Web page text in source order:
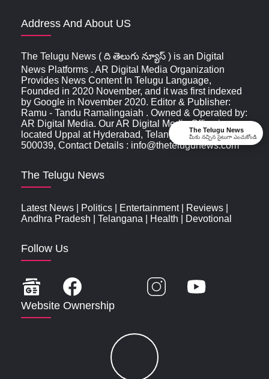
Address And About US
The Telugu News ( ది తెలుగు న్యూస్‌ ) is an Digital
News Platforms . AR Digital Media Organization
Provides News Content In Telugu Language,
Founded in 2020 November, and it was first indexed
by Google in November 2020. Editor & Publisher:
Ramu - Tandu Ramalingaiah . Owned & Operated by:
AR Digital Media. Our AR Digital Media Office is
located Uppal at Hyderabad, Telangana, India ,
500039, Contact Details : info@thetelugunews.com
The Telugu News
Latest News Politics Entertainment| Reviews
Andhra Pradesh
Telangana Health Devotional
Follow Us
Website Ownership
The Telugu News
మీకు నచ్చిన సైటుగా ఎంచుకోండి